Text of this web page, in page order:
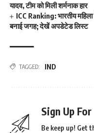
यादव, टीम को मिली शर्मनाक हार
ICC Ranking: भारतीय
बनाई जगह; देखें अपडेटेड लिस्ट
TAGGED: IND
Sign Up
Be keep up! Get